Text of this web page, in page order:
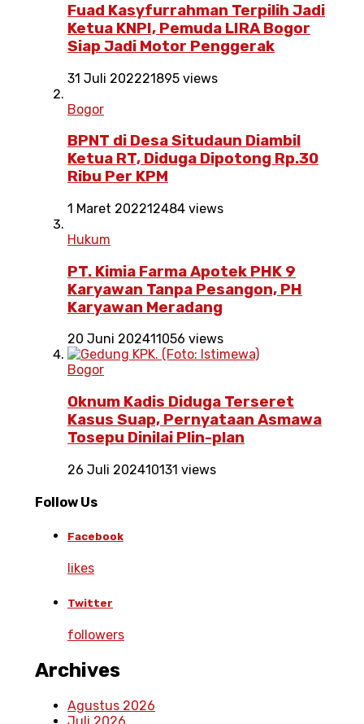
Fuad Kasyfurrahman Terpilih Jadi
Ketua KNPI, Pemuda LIRA Bogor
Siap Jadi Motor Penggerak
31 Juli 202221895 views
Bogor
BPNT di Desa Situdaun Diambil
Ketua RT, Diduga Dipotong Rp.30
Ribu Per KPM
1 Maret 202212484 views
Hukum
PT. Kimia Farma Apotek PHK 9
Karyawan Tanpa Pesangon, PH
Karyawan Meradang
20 Juni 202411056 views
Bogor
Oknum Kadis Diduga Terseret
Kasus Suap, Pernyataan Asmawa
Tosepu Dinilai Plin-plan
26 Juli 202410131 views
Follow Us
Facebook
likes
Twitter
followers
Archives
Agustus 2026
Juli 2026